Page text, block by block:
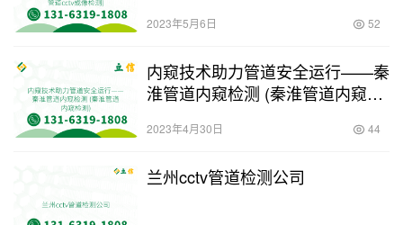
2023年5月6日 52
内窥技术助力管道安全运行——秦
淮管道内窥检测 (秦淮管道内窥检
2023年4月30日 44
兰州cctv管道检测公司